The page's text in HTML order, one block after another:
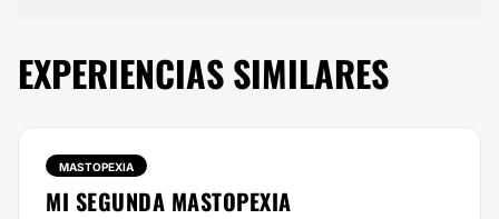
EXPERIENCIAS SIMILARES
MASTOPEXIA
MI SEGUNDA MASTOPEXIA